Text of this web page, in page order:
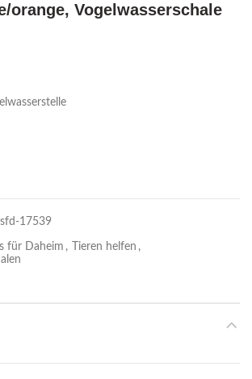
orange, Vogelwasserschale
17539
für Daheim , Tieren helfen ,